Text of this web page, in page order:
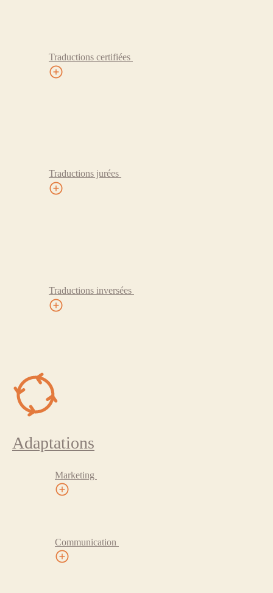
Traductions certifiées
Traductions jurées
Traductions inversées
Adaptations
Marketing
Communication